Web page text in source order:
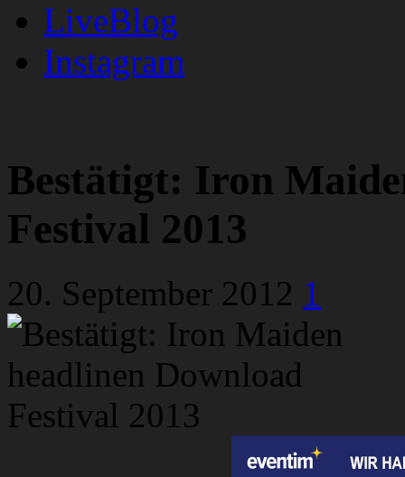
LiveBlog
Instagram
Bestätigt: Iron
Festival 2013
20. September 2012 1